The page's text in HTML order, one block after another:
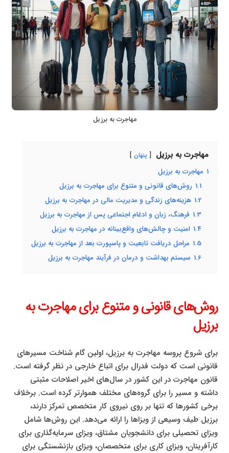
مهاجرت به برزیل
مهاجرت به برزیل پنهان
1 مهاجرت به برزیل
1.1 روش‌های قانونی و متنوع برای مهاجرت به برزیل
1.2 هزینه‌های زندگی و مدیریت مالی در مهاجرت به برزیل
1.3 فرهنگ، زبان و ادغام اجتماعی پس از مهاجرت به برزیل
1.4 امنیت و چالش‌های واقع‌بینانه در مهاجرت به برزیل
1.5 مراحل دریافت تابعیت و پاسپورت بعد از مهاجرت به برزیل
1.6 سیستم بهداشت و درمان در فرآیند مهاجرت به برزیل
روش‌های قانونی و متنوع برای مهاجرت به
برزیل
برای شروع پروسه مهاجرت به برزیل، اولین گام شناخت مسیرهای
قانونی است که دولت فدرال برای اتباع خارجی در نظر گرفته است.
قانون مهاجرت در این کشور در سال‌های اخیر اصلاحات مثبتی
داشته و مسیر را برای گروه‌های مختلف هموارتر کرده است. برخلاف
برخی کشورها که تنها بر روی نیروی کار متخصص تمرکز دارند،
برزیل طیف وسیعی از ویزاها را ارائه می‌دهد. این روش‌ها شامل
ویزای تحصیلی برای دانشجویان مشتاق، ویزای سرمایه‌گذاری برای
کارآفرینان، ویزای کاری برای متخصصان، ویزای بازنشستگی برای